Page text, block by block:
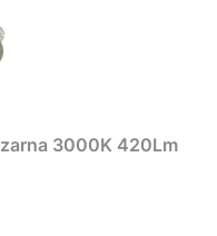
3000K 420Lm